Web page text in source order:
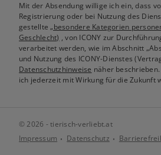
Mit der Absendung willige ich ein, dass
Registrierung oder bei Nutzung des
gestellte„besondere Kategorien
Geschlecht) , von ICONY zur
verarbeitet werden, wie im Abschnitt
und Nutzung des ICONY-Dienstes
Datenschutzhinweise näher
ich jederzeit mit Wirkung für die Zukunft
© 2026 - tierisch-verliebt.at
Impressum
Datenschutz